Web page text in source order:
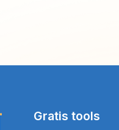
Gratis tools